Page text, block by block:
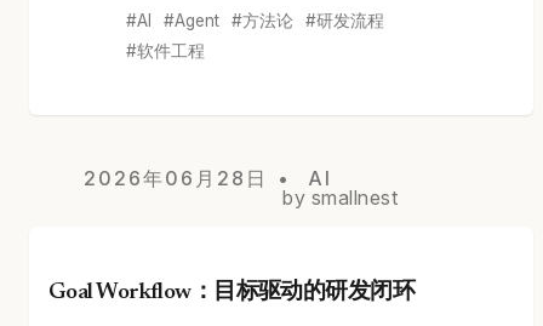
AI Agent 方法论
研发流程
软件工程
2026年06月28日
AI
by smallnest
Goal Workflow：目标驱动的研发闭环